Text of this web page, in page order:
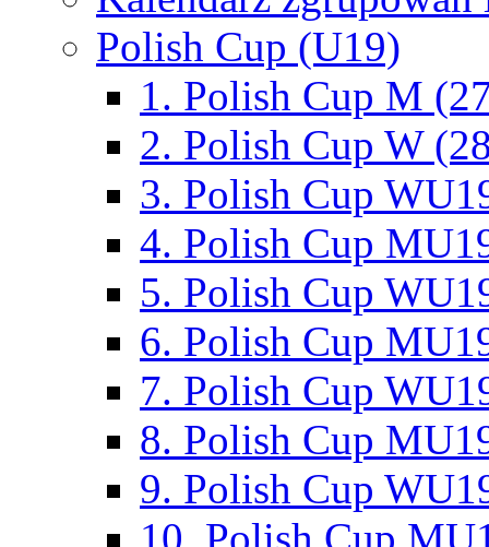
Polish Cup (U19)
1. Polish Cup M
2. Polish Cup W
3. Polish Cup
4. Polish Cup
5. Polish Cup
6. Polish Cup
7. Polish Cup
8. Polish Cup
9. Polish Cup
10. Polish Cup